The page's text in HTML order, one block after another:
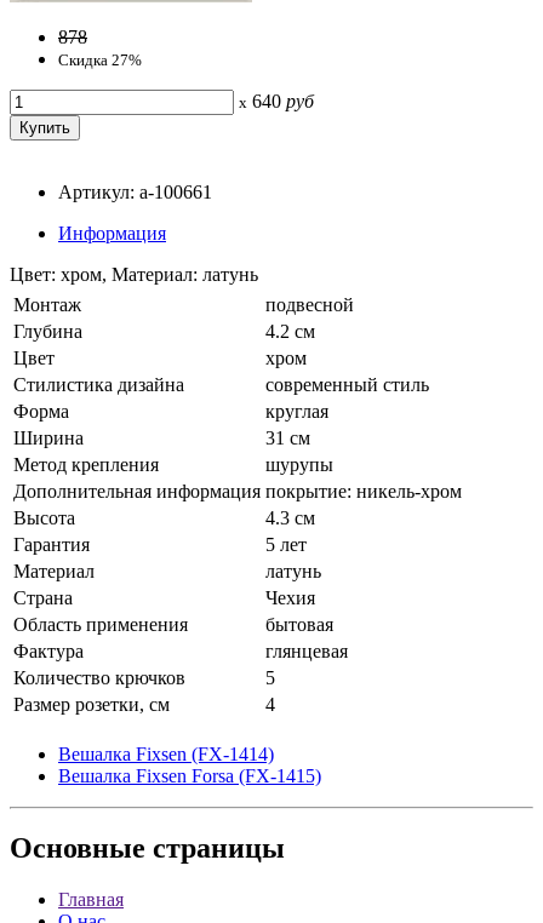
878
Скидка 27%
x 640 руб
Артикул: a-100661
Информация
Цвет: хром, Материал: латунь
Монтаж
подвесной
Глубина
4.2 см
Цвет
хром
Стилистика дизайна
современный стиль
Форма
круглая
Ширина
31 см
Метод крепления
шурупы
Дополнительная информация покрытие: никель-хром
Высота
4.3 см
Гарантия
5 лет
Материал
латунь
Страна
Чехия
Область применения
бытовая
Фактура
глянцевая
Количество крючков
5
Размер розетки, см
4
Вешалка Fixsen (FX-1414)
Вешалка Fixsen Forsa (FX-1415)
Основные страницы
Главная